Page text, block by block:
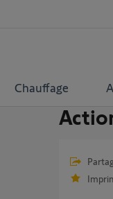
Chauffage